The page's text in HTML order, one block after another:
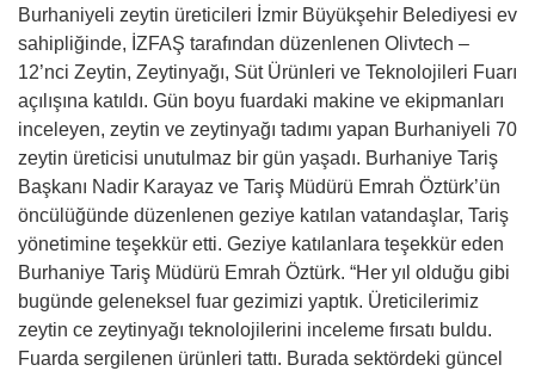
Burhaniyeli zeytin üreticileri İzmir Büyükşehir Belediyesi ev
sahipliğinde, İZFAŞ tarafından düzenlenen Olivtech –
12’nci Zeytin, Zeytinyağı, Süt Ürünleri ve Teknolojileri Fuarı
açılışına katıldı. Gün boyu fuardaki makine ve ekipmanları
inceleyen, zeytin ve zeytinyağı tadımı yapan Burhaniyeli 70
zeytin üreticisi unutulmaz bir gün yaşadı. Burhaniye Tariş
Başkanı Nadir Karayaz ve Tariş Müdürü Emrah Öztürk’ün
öncülüğünde düzenlenen geziye katılan vatandaşlar, Tariş
yönetimine teşekkür etti. Geziye katılanlara teşekkür eden
Burhaniye Tariş Müdürü Emrah Öztürk. “Her yıl olduğu gibi
bugünde geleneksel fuar gezimizi yaptık. Üreticilerimiz
zeytin ce zeytinyağı teknolojilerini inceleme fırsatı buldu.
Fuarda sergilenen ürünleri tattı. Burada sektördeki güncel